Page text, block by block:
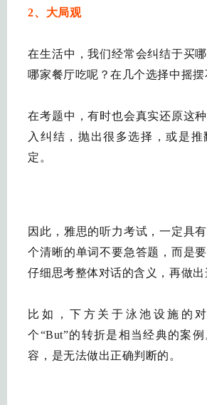
2、大局观
在生活中，我们经常会纠结于买
哪家餐厅吃呢？在几个选择中摇摆
在考题中，有时也会真实还原这
入纠结，抛出很多选择，或是
定。
因此，雅思的听力考试，一定具有
个清晰的单词不要急答题，而是
仔细思考整体对话的含义，再做出
比如，下方关于泳池设施的
个“But”的转折是相当经典的案
容，是无法做出正确判断的。